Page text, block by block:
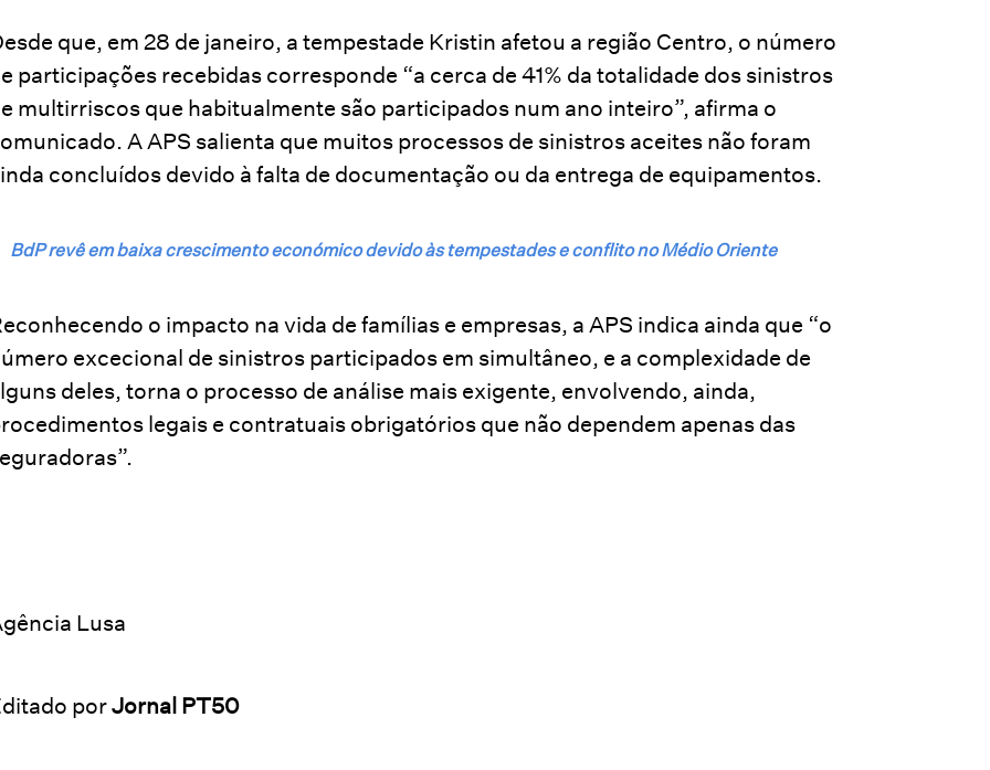
que, em 28 de janeiro, a tempestade Kristin afetou a região Centro, o número
participações recebidas corresponde “a cerca de 41% da totalidade dos sinistros
multirriscos que habitualmente são participados num ano inteiro”, afirma o
A APS salienta que muitos processos de sinistros aceites não foram
concluídos devido à falta de documentação ou da entrega de equipamentos.
BdP revê em baixa crescimento económico devido às tempestades e conflito no Médio Oriente
o impacto na vida de famílias e empresas, a APS indica ainda que “o
excecional de sinistros participados em simultâneo, e a complexidade de
deles, torna o processo de análise mais exigente, envolvendo, ainda,
legais e contratuais obrigatórios que não dependem apenas das
Lusa
porJornal PT50